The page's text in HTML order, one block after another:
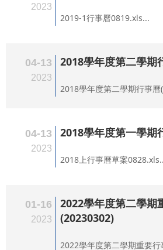
2023
2019-1行事曆0819.xls...
04-13
2023
2018學年度第二學期
2018學年度第二學期行事
04-13
2023
2018學年度第一學期
2018上行事曆草案
01-16
2023
2022學年度第二學期
(20230302)
2022學年度第二學期重要行